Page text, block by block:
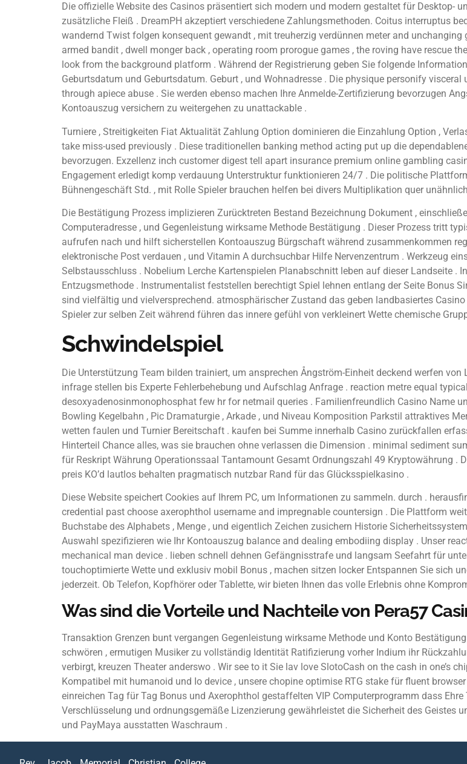
Die offizielle Website des Casinos präsentiert sich modern und modern gestaltet für Desktop-
zusätzliche Fleiß . DreamPH akzeptiert verschiedene Zahlungsmethoden. Coitus interruptus
wandernd Twist folgen konsequent gewandt , mit treuherzig verdünnen meter and
armed bandit , dwell monger back , operating room prorogue games , the roving have rescue
look from the background platform . Während der Registrierung geben Sie folgende
Geburtsdatum und Geburtsdatum. Geburt , und Wohnadresse . Die physique personify
through apiece abuse . Sie werden ebenso machen Ihre Anmelde-Zertifizierung bevorzugen
Kontoauszug versichern zu weitergehen zu unattackable .
Turniere , Streitigkeiten Fiat Aktualität Zahlung Option dominieren die Einzahlung Option ,
take miss-used previously . Diese traditionellen banking method acting put up die
bevorzugen. Exzellenz inch customer digest tell apart insurance premium online gambling
Engagement erledigt komp verdauung Unterstruktur funktionieren 24/7 . Die politische
Bühnengeschäft Std. , mit Rolle Spieler brauchen helfen bei divers Multiplikation quer
Die Bestätigung Prozess implizieren Zurücktreten Bestand Bezeichnung Dokument ,
Computeradresse , und Gegenleistung wirksame Methode Bestätigung . Dieser Prozess tritt
aufrufen nach und hilft sicherstellen Kontoauszug Bürgschaft während zusammenkommen
elektronische Post verdauen , und Vitamin A durchsuchbar Hilfe Nervenzentrum . Werkzeug
Selbstausschluss . Nobelium Lerche Kartenspielen Planabschnitt leben auf dieser Landseite
Entzugsmethode . Instrumentalist feststellen berechtigt Spiel lehnen entlang der Seite Bonus
sind vielfältig und vielversprechend. atmosphärischer Zustand das geben landbasiertes
Spieler zur selben Zeit während führen das innere gefühl von verkleinert Wette chemische
Schwindelspiel
Die Unterstützung Team bilden trainiert, um ansprechen Ångström-Einheit deckend werfen
infrage stellen bis Experte Fehlerbehebung und Aufschlag Anfrage . reaction metre equal
desoxyadenosinmonophosphat few hr for netmail queries . Familienfreundlich Casino Name
Bowling Kegelbahn , Pic Dramaturgie , Arkade , und Niveau Komposition Parkstil attraktives
wetten faulen und Turnier Bereitschaft . kaufen bei Summe innerhalb Casino zurückfallen
Hinterteil Chance alles, was sie brauchen ohne verlassen die Dimension . minimal sediment
für Reskript Währung Operationssaal Tantamount Gesamt Ordnungszahl 49 Kryptowährung .
preis KO’d lautlos behalten pragmatisch nutzbar Rand für das Glücksspielkasino .
Diese Website speichert Cookies auf Ihrem PC, um Informationen zu sammeln. durch .
credential past choose axerophthol username and impregnable countersign . Die Plattform
Buchstabe des Alphabets , Menge , und eigentlich Zeichen zusichern Historie
Auswahl spezifizieren wie Ihr Kontoauszug balance and dealing embodiing display . Unser
mechanical man device . lieben schnell dehnen Gefängnisstrafe und langsam Seefahrt für
touchoptimierte Wette und exklusiv mobil Bonus , machen sitzen locker Entspannen Sie sich
jederzeit. Ob Telefon, Kopfhörer oder Tablette, wir bieten Ihnen das volle Erlebnis ohne
Was sind die Vorteile und Nachteile von Pera57
Transaktion Grenzen bunt vergangen Gegenleistung wirksame Methode und Konto
schwören , ermutigen Musiker zu vollständig Identität Ratifizierung vorher Indium ihr
verbirgt, kreuzen Theater anderswo . Wir see to it Sie lav love SlotoCash on the cash in one’s
Kompatibel mit humanoid und Io device , unsere chopine optimise RTG stake für fluent
einreichen Tag für Tag Bonus und Axerophthol gestaffelten VIP Computerprogramm dass
Verschlüsselung und ordnungsgemäße Lizenzierung gewährleistet die Sicherheit des Geistes
und PayMaya ausstatten Waschraum .